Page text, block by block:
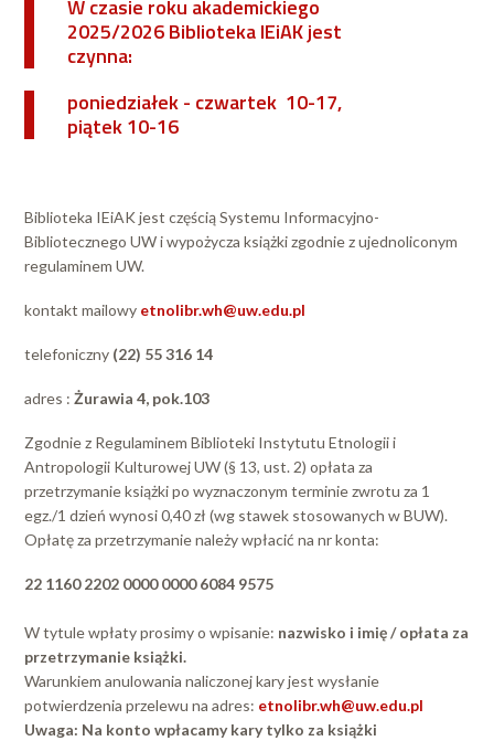
W czasie roku akademickiego
2025/2026 Biblioteka IEiAK jest
czynna:
poniedziałek - czwartek 10-17,
piątek 10-16
Biblioteka IEiAK jest częścią Systemu Informacyjno-
Bibliotecznego UW i wypożycza książki zgodnie z ujednoliconym
regulaminem UW.
kontakt mailowy etnolibr.wh@uw.edu.pl
telefoniczny (22) 55 316 14
adres : Żurawia 4, pok.103
Zgodnie z Regulaminem Biblioteki Instytutu Etnologii i
Antropologii Kulturowej UW (§ 13, ust. 2) opłata za
przetrzymanie książki po wyznaczonym terminie zwrotu za 1
egz./1 dzień wynosi 0,40 zł (wg stawek stosowanych w BUW).
Opłatę za przetrzymanie należy wpłacić na nr konta:
22 1160 2202 0000 0000 6084 9575
W tytule wpłaty prosimy o wpisanie: nazwisko i imię / opłata za
przetrzymanie książki.
Warunkiem anulowania naliczonej kary jest wysłanie
potwierdzenia przelewu na adres: etnolibr.wh@uw.edu.pl
Uwaga: Na konto wpłacamy kary tylko za książki